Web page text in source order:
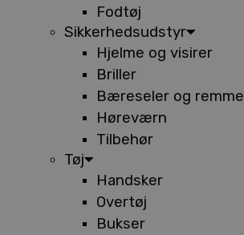
Fodtøj
Sikkerhedsudstyr
Hjelme og visirer
Briller
Bæreseler og remme
Høreværn
Tilbehør
Tøj
Handsker
Overtøj
Bukser